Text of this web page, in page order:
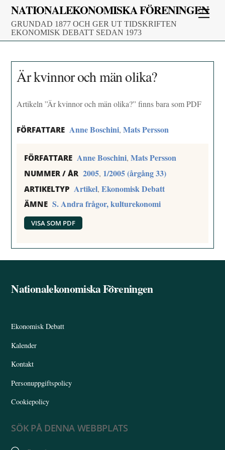
Skip
content
NATIONALEKONOMISKA FÖRENINGEN
GRUNDAD 1877 OCH GER UT TIDSKRIFTEN
EKONOMISK DEBATT SEDAN 1973
Är kvinnor och män olika?
Artikeln ”Är kvinnor och män olika?” finns bara som PDF
FÖRFATTARE Anne Boschini,Mats Persson
FÖRFATTARE Anne Boschini,Mats Persson
NUMMER / ÅR 2005, 1/2005 (årgång 33)
ARTIKELTYP Artikel,Ekonomisk Debatt
ÄMNE S. Andra frågor, kulturekonomi
VISA SOM PDF
Back
Nationalekonomiska Föreningen
Ekonomisk Debatt
Kalender
Kontakt
Personuppgiftspolicy
Cookiepolicy
SÖK PÅ DENNA WEBBPLATS